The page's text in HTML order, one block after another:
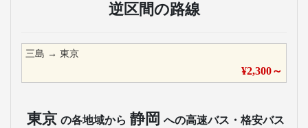
逆区間の路線
三島 → 東京
¥2,300～
東京 の各地域から 静岡 への高速バス・格安バス